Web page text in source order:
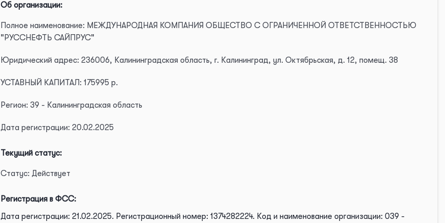
Об организации:
Полное наименование: МЕЖДУНАРОДНАЯ КОМПАНИЯ ОБЩЕСТВО С ОГРАНИЧЕННОЙ ОТВЕТСТВЕННОСТЬЮ
"РУССНЕФТЬ САЙПРУС"
Юридический адрес: 236006, Калининградская область, г. Калининград, ул. Октябрьская, д. 12, помещ. 38
УСТАВНЫЙ КАПИТАЛ: 175995 р.
Регион: 39 - Калининградская область
Дата регистрации: 20.02.2025
Текущий статус:
Статус: Действует
Регистрация в ФСС:
Дата регистрации: 21.02.2025. Регистрационный номер: 1374282224. Код и наименование организации: 039 -